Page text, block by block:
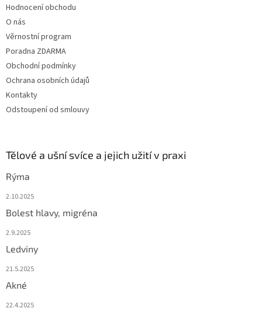
Hodnocení obchodu
O nás
Věrnostní program
Poradna ZDARMA
Obchodní podmínky
Ochrana osobních údajů
Kontakty
Odstoupení od smlouvy
Tělové a ušní svíce a jejich užití v praxi
Rýma
2.10.2025
Bolest hlavy, migréna
2.9.2025
Ledviny
21.5.2025
Akné
22.4.2025